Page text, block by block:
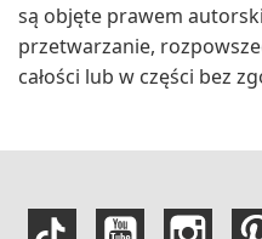
są objęte prawem
przetwarzanie,
całości lub w części bez